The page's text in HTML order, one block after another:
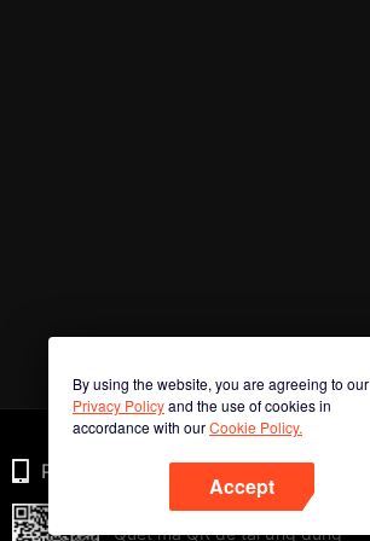
By using the website, you are agreeing to our
Privacy Policyand the use of cookies in
accordance with ourCookie Policy.
Accept
Phone
Quét mã QR để tải ứng dụng